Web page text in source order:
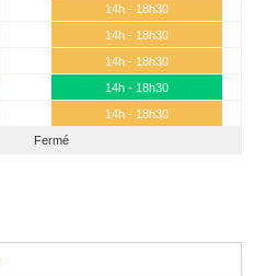
14h - 18h30
14h - 18h30
14h - 18h30
14h - 18h30
14h - 18h30
Fermé